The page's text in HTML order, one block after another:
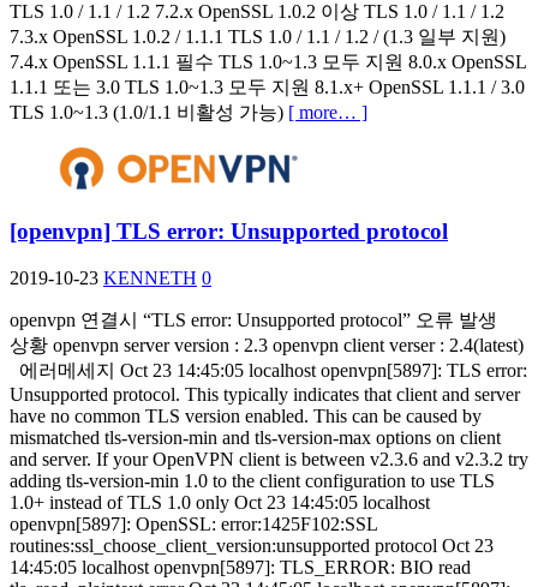
TLS 1.0 / 1.1 / 1.2 7.2.x OpenSSL 1.0.2 이상 TLS 1.0 / 1.1 / 1.2
7.3.x OpenSSL 1.0.2 / 1.1.1 TLS 1.0 / 1.1 / 1.2 / (1.3 일부 지원)
7.4.x OpenSSL 1.1.1 필수 TLS 1.0~1.3 모두 지원 8.0.x OpenSSL
1.1.1 또는 3.0 TLS 1.0~1.3 모두 지원 8.1.x+ OpenSSL 1.1.1 / 3.0
TLS 1.0~1.3 (1.0/1.1 비활성 가능) [ more… ]
[openvpn] TLS error: Unsupported protocol
2019-10-23 KENNETH 0
openvpn 연결시 “TLS error: Unsupported protocol” 오류 발생
상황 openvpn server version : 2.3 openvpn client verser : 2.4(latest)
에러메세지 Oct 23 14:45:05 localhost openvpn[5897]: TLS error:
Unsupported protocol. This typically indicates that client and server
have no common TLS version enabled. This can be caused by
mismatched tls-version-min and tls-version-max options on client
and server. If your OpenVPN client is between v2.3.6 and v2.3.2 try
adding tls-version-min 1.0 to the client configuration to use TLS
1.0+ instead of TLS 1.0 only Oct 23 14:45:05 localhost
openvpn[5897]: OpenSSL: error:1425F102:SSL
routines:ssl_choose_client_version:unsupported protocol Oct 23
14:45:05 localhost openvpn[5897]: TLS_ERROR: BIO read